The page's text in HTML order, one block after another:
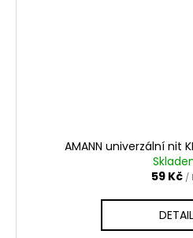
AMANN univerzální nit
59 Kč /
DETAIL